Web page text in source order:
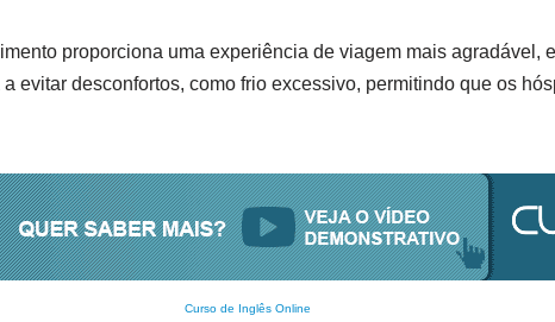
proporciona uma experiência de viagem mais agradável,
evitar desconfortos, como frio excessivo, permitindo que os
Curso de Inglês Online